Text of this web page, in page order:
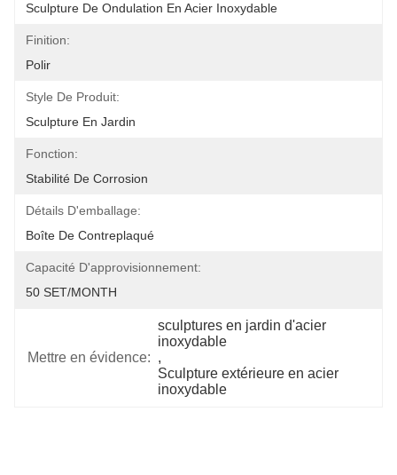
Sculpture De Ondulation En Acier Inoxydable
Finition:
Polir
Style De Produit:
Sculpture En Jardin
Fonction:
Stabilité De Corrosion
Détails D'emballage:
Boîte De Contreplaqué
Capacité D'approvisionnement:
50 SET/MONTH
Mettre en évidence:
sculptures en jardin d'acier
inoxydable
,
Sculpture extérieure en acier
inoxydable